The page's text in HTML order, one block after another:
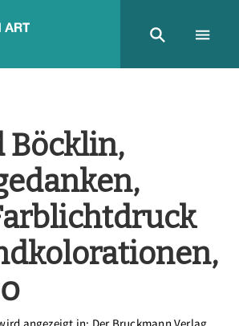
Böcklin,
angezeigt in: Der Bruckmann Verlag